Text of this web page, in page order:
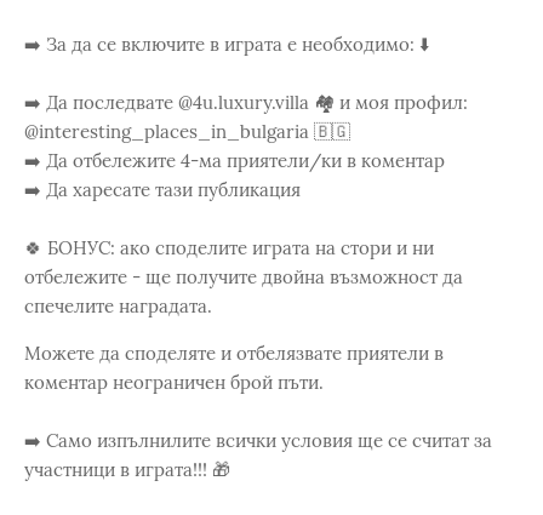
➡️ За да се включите в играта е необходимо: ⬇️
➡️ Да последвате @4u.luxury.villa 🏘️ и моя профил:
@interesting_places_in_bulgaria 🇧🇬
➡️ Да отбележите 4-ма приятели/ки в коментар
➡️ Да харесате тази публикация
🍀 БОНУС: ако споделите играта на стори и ни
отбележите - ще получите двойна възможност да
спечелите наградата.
Можете да споделяте и отбелязвате приятели в
коментар неограничен брой пъти.
➡️ Само изпълнилите всички условия ще се считат за
участници в играта!!! 🎁